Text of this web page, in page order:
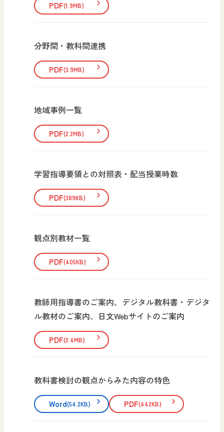
PDF(1.9MB)
分野間・教科間連携
PDF(3.9MB)
地域事例一覧
PDF(2.2MB)
学習指導要領との対照表・配当授業時数
PDF(389KB)
観点別教材一覧
PDF(405KB)
教師用指導書のご案内、デジタル教科書・デジタ
ル教材のご案内、日文Webサイトのご案内
PDF(2.4MB)
教科書検討の観点からみた内容の特色
Word(54.2KB) PDF(442KB)